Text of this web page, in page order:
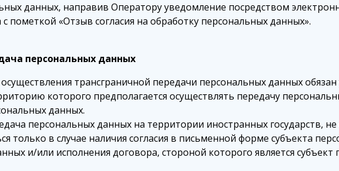
данных, направив Оператору уведомление посредством
с пометкой «Отзыв согласия на обработку персональных данных».
персональных данных
трансграничной передачи персональных данных
которого предполагается осуществлять передачу
данных.
персональных данных на территории иностранных государств,
только в случае наличия согласия в письменной форме субъекта
и/или исполнения договора, стороной которого является